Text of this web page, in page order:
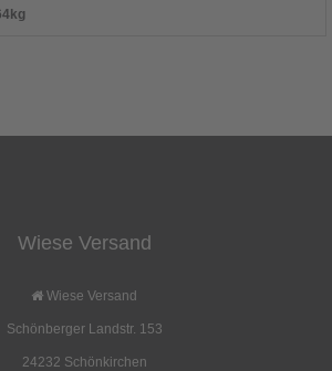
Wiese Versand
Wiese Versand
Schönberger Landstr. 153
24232 Schönkirchen